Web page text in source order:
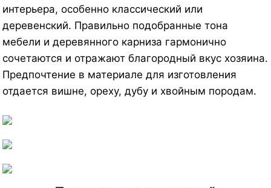
интерьера, особенно классический или
деревенский. Правильно подобранные тона
мебели и деревянного карниза гармонично
сочетаются и отражают благородный вкус хозяина.
Предпочтение в материале для изготовления
отдается вишне, ореху, дубу и хвойным породам.